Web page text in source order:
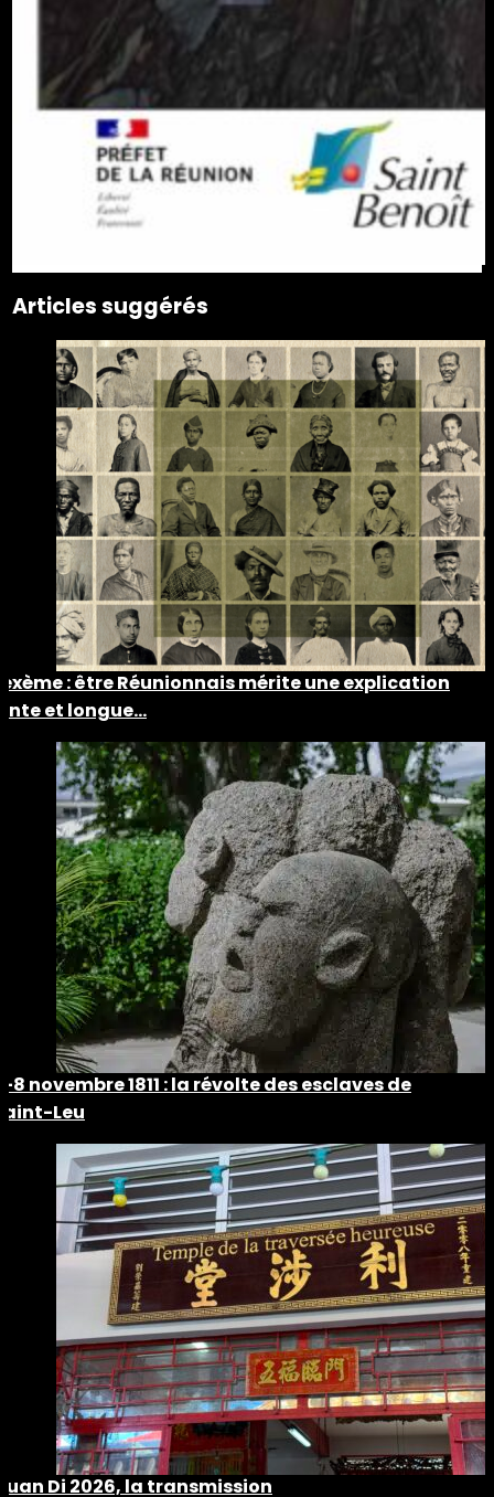
Articles suggérés
: être Réunionnais mérite une explication
et longue…
8 novembre 1811 : la révolte des esclaves de
Leu
Di 2026, la transmission